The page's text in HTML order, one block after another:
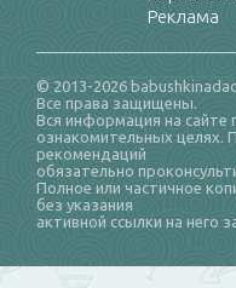
Реклама
© 2013-2026
Все права защищены.
Вся информация на сайте
ознакомительных целях.
рекомендаций
обязательно
Полное или частичное
без указания
активной ссылки на него